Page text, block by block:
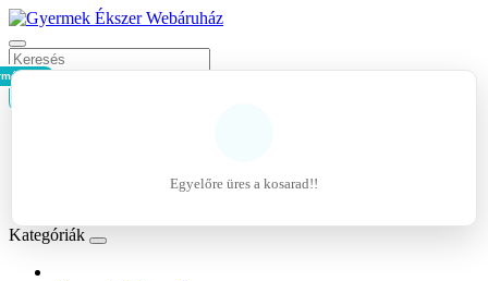
- 0Ft
Egyelőre üres a kosarad!!
Kategóriák